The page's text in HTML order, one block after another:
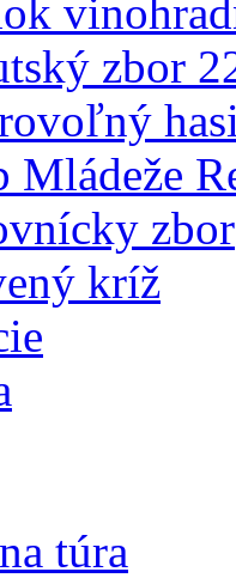
zbor
Mládeže
zbor
kríž
túra